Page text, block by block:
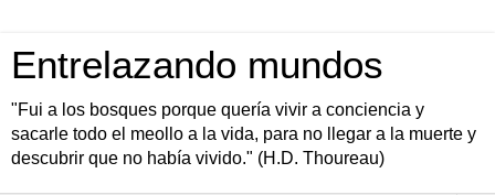
Entrelazando mundos
"Fui a los bosques porque quería vivir a conciencia y
sacarle todo el meollo a la vida, para no llegar a la muerte y
descubrir que no había vivido." (H.D. Thoureau)